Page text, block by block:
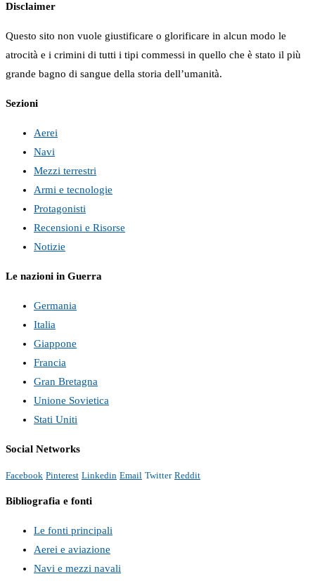
Disclaimer
Questo sito non vuole giustificare o glorificare in alcun modo le
atrocità e i crimini di tutti i tipi commessi in quello che è stato il più
grande bagno di sangue della storia dell’umanità.
Sezioni
Aerei
Navi
Mezzi terrestri
Armi e tecnologie
Protagonisti
Recensioni e Risorse
Notizie
Le nazioni in Guerra
Germania
Italia
Giappone
Francia
Gran Bretagna
Unione Sovietica
Stati Uniti
Social Networks
Facebook Pinterest Linkedin Email Twitter Reddit
Bibliografia e fonti
Le fonti principali
Aerei e aviazione
Navi e mezzi navali